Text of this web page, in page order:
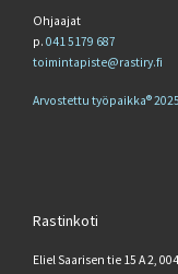
Ohjaajat
p. 041 5179 687
toimintapiste@rastiry.fi
Arvostettu työpaikka®
Rastinkoti
Eliel Saarisen tie 15 A 2,